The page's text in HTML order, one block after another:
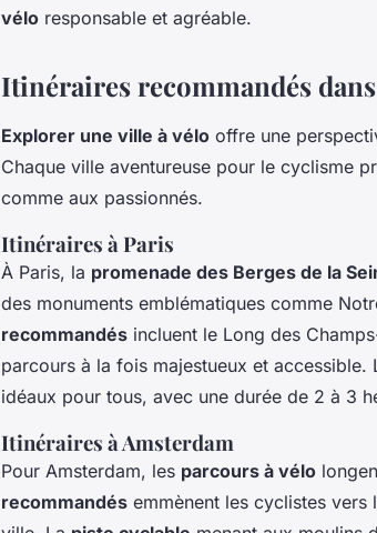
vélo responsable et agréable.
Itinéraires recommandés
Explorer une ville à vélo offre une
Chaque ville aventureuse pour le cyclisme
comme aux passionnés.
Itinéraires à Paris
À Paris, la promenade des Berges de la
des monuments emblématiques comme
recommandés incluent le Long des
parcours à la fois majestueux et accessible.
idéaux pour tous, avec une durée de 2 à 3
Itinéraires à Amsterdam
Pour Amsterdam, les parcours à vélo
recommandés emmènent les cyclistes